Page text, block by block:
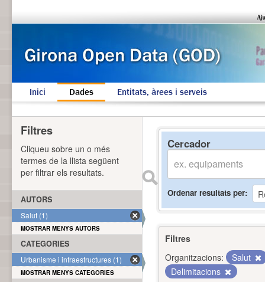
Inici Dades Entitats, àrees i serveis
Cercador
Ordenar resultats per
Filtres
Organitzacions:
Salut
Delimitacions
Filtres
Cliqueu sobre un o més
termes de la llista següent
per filtrar els resultats.
AUTORS
Salut (1)
MOSTRAR MENYS AUTORS
CATEGORIES
Urbanisme i infraestructures (1)
MOSTRAR MENYS CATEGORIES